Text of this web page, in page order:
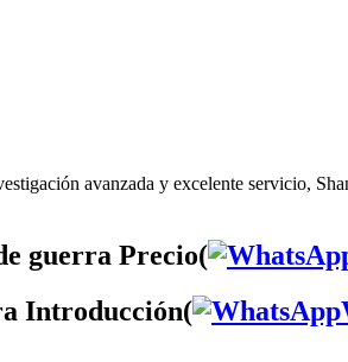
avanzada y excelente servicio,
guerra Precio(
Introducción(